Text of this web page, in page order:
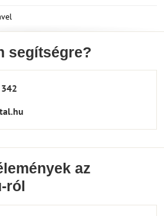
segítségre?
az
ról